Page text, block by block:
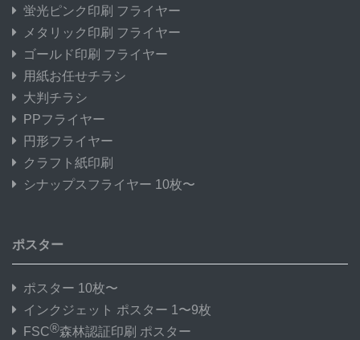
蛍光ピンク印刷 フライヤー
メタリック印刷 フライヤー
ゴールド印刷 フライヤー
用紙お任せチラシ
大判チラシ
PPフライヤー
円形フライヤー
クラフト紙印刷
シナップスフライヤー 10枚〜
ポスター
ポスター 10枚〜
インクジェット ポスター 1〜9枚
FSC®森林認証印刷 ポスター